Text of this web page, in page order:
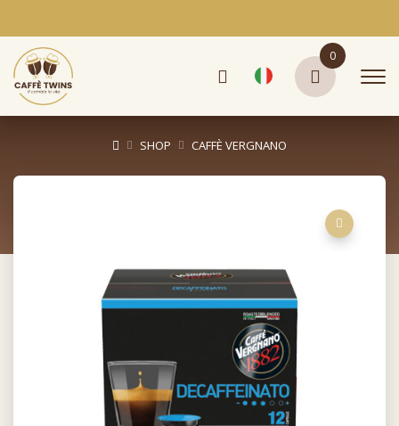
0
SHOP CAFFÈ VERGNANO